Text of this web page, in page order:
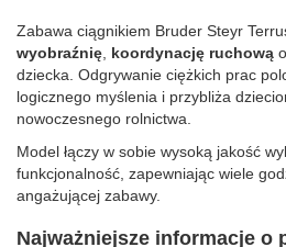
Zabawa ciągnikiem Bruder Steyr
wyobraźnię koordynację ruchową
dziecka. Odgrywanie ciężkich prac
logicznego myślenia i przybliża
nowoczesnego rolnictwa.
Model łączy w sobie wysoką jakość
funkcjonalność, zapewniając wiele
angażującej zabawy.
Najważniejsze informacje o